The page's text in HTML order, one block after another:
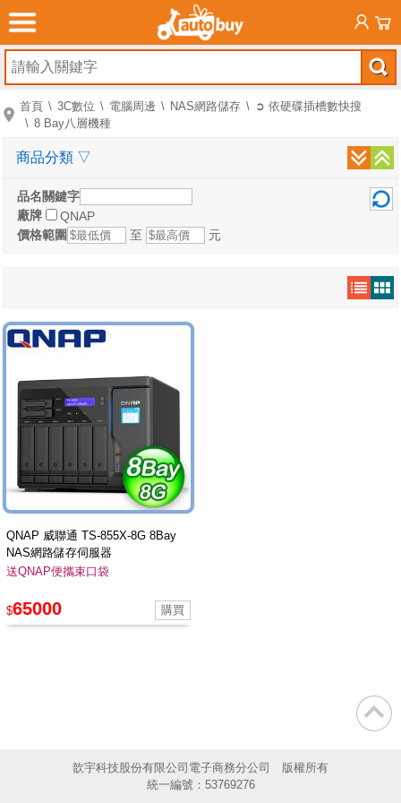
首頁 3C數位 電腦周邊 NAS網路儲存
➲ 依硬碟插槽數快搜
8 Bay八層機種
品名關鍵字
廠牌
QNAP
價格範圍
至 元
QNAP 威聯通 TS-855X-8G 8Bay
NAS網路儲存伺服器
送QNAP便攜束口袋
$65000
商品分類 ▽
歆宇科技股份有限公司電子商務分公司 版權所有
統一編號：53769276